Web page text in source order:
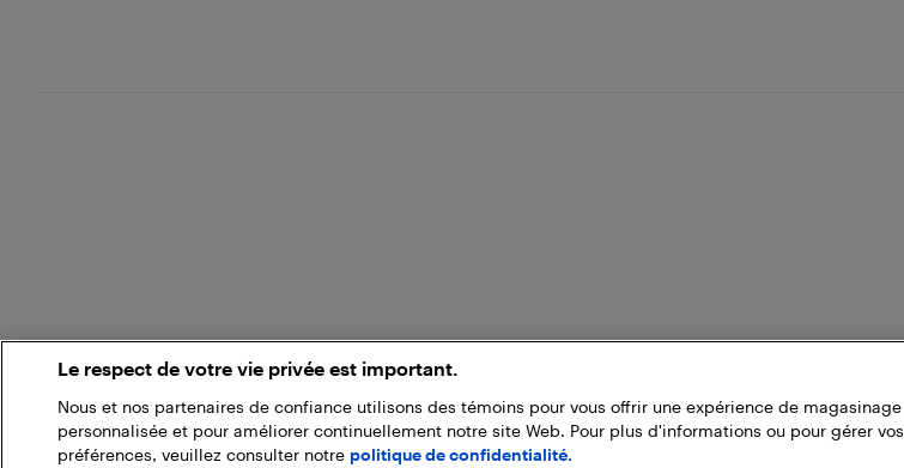
Le respect de votre vie privée est important.
Nous et nos partenaires de confiance utilisons des témoins pour vous offrir une expérience de magasinage
personnalisée et pour améliorer continuellement notre site Web. Pour plus d'informations ou pour gérer vos
préférences, veuillez consulter notre politique de confidentialité.